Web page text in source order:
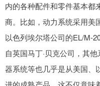
内的各种配件和零件基本都
商。比如，动力系统采用美
以色列埃尔塔公司的EL/M-
自英国马丁·贝克公司，其
器系统等也几乎是从美国、